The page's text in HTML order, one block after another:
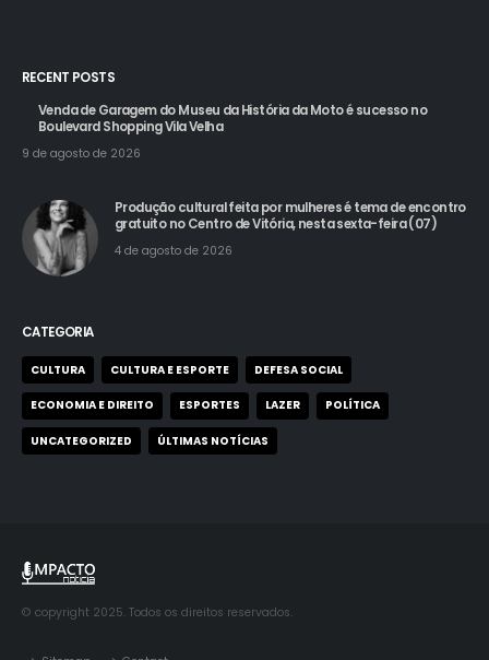
RECENT POSTS
Venda de Garagem do Museu da História da Moto é sucesso no
Boulevard Shopping Vila Velha
9 de agosto de 2026
Produção cultural feita por mulheres é tema de encontro
gratuito no Centro de Vitória, nesta sexta-feira (07)
4 de agosto de 2026
CATEGORIA
CULTURA CULTURA E ESPORTE DEFESA SOCIAL
ECONOMIA E DIREITO ESPORTES LAZER POLÍTICA
UNCATEGORIZED ÚLTIMAS NOTÍCIAS
© copyright 2025. Todos os direitos reservados.